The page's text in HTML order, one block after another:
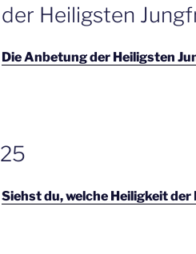
der Heiligsten
Die Anbetung der Heiligsten
GEPLAATST
OP
25
Siehst du, welche Heiligkeit